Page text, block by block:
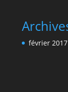
février 2017